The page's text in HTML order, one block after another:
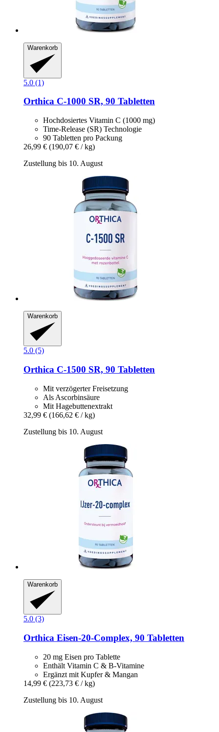
Warenkorb
5.0 (1)
Orthica C-​1000 SR, 90 Tabletten
Hochdosiertes Vitamin C (1000 mg)
Time-Release (SR) Technologie
90 Tabletten pro Packung
26,99 € (190,07 € / kg)
Zustellung bis 10. August
Warenkorb
5.0 (5)
Orthica C-​1500 SR, 90 Tabletten
Mit verzögerter Freisetzung
Als Ascorbinsäure
Mit Hagebuttenextrakt
32,99 € (166,62 € / kg)
Zustellung bis 10. August
Warenkorb
5.0 (3)
Orthica Eisen-​20-​Complex, 90 Tabletten
20 mg Eisen pro Tablette
Enthält Vitamin C & B-Vitamine
Ergänzt mit Kupfer & Mangan
14,99 € (223,73 € / kg)
Zustellung bis 10. August